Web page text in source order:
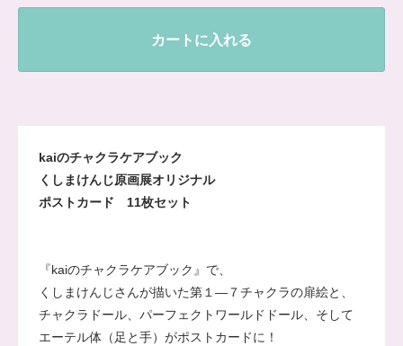
カートに入れる
kaiのチャクラケアブック
くしまけんじ原画展オリジナル
ポストカード 11枚セット
『kaiのチャクラケアブック』で、
くしまけんじさんが描いた第１―７チャクラの扉絵と、
チャクラドール、パーフェクトワールドドール、そして
エーテル体（足と手）がポストカードに！